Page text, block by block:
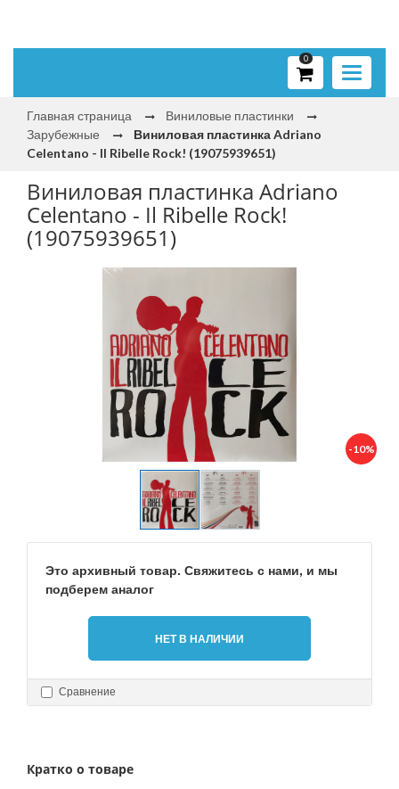
Toggle
0
Главная страница
Виниловые пластинки
Зарубежные
Виниловая пластинка Adriano
Celentano - Il Ribelle Rock! (19075939651)
Виниловая пластинка Adriano
Celentano - Il Ribelle Rock!
(19075939651)
-10%
Это архивный товар. Свяжитесь с нами, и мы
подберем аналог
НЕТ В НАЛИЧИИ
Сравнение
Кратко о товаре